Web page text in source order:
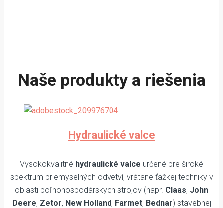
Naše produkty a riešenia
Hydraulické valce
Vysokokvalitné hydraulické valce určené pre široké
spektrum priemyselných odvetví, vrátane ťažkej techniky v
oblasti poľnohospodárskych strojov (napr. Claas, John
Deere, Zetor, New Holland, Farmet, Bednar) stavebnej